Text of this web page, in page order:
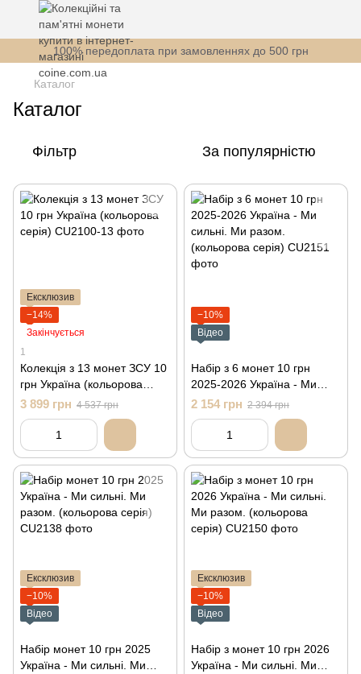
100% передоплата при замовленнях до 500 грн
Каталог
Каталог
Фільтр За популярністю
Ексклюзив
−14%
Закінчується
1
Колекція з 13 монет ЗСУ 10
грн Україна (кольорова
серія)
3 899 грн 4 537 грн
−10%
Відео
Набір з 6 монет 10 грн
2025-2026 Україна - Ми
сильні. Ми разом.
(кольорова серія)
2 154 грн 2 394 грн
Ексклюзив
−10%
Відео
Набір монет 10 грн 2025
Україна - Ми сильні. Ми
Ексклюзив
−10%
Відео
Набір з монет 10 грн 2026
Україна - Ми сильні. Ми